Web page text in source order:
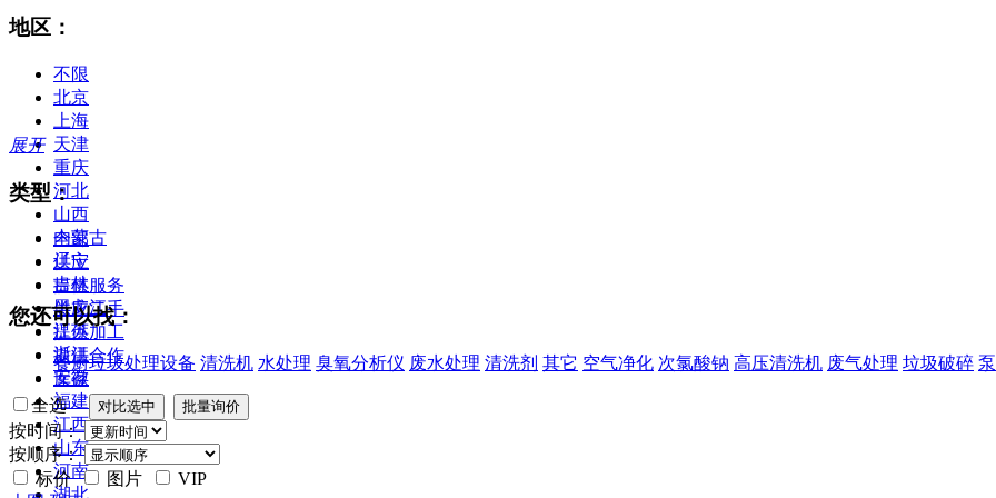
地区：
不限
北京
上海
天津
重庆
河北
山西
内蒙古
辽宁
吉林
黑龙江
江苏
浙江
安徽
福建
江西
山东
河南
湖北
展开
类型：
全部
供应
提供服务
供应二手
提供加工
提供合作
库存
您还可以找：
餐厨垃圾处理设备 清洗机 水处理 臭氧分析仪 废水处理 清洗剂 其它 空气净化 次氯酸钠 高压清洗机 废气处理 垃圾破碎 泵
全选
按时间：
按顺序：
标价
图片
VIP